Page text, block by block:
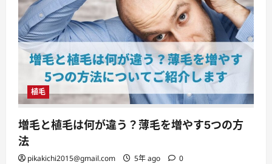
植毛
増毛と植毛は何が違う？薄毛を増やす5つの方
法
pikakichi2015@gmail.com 5年 ago 0